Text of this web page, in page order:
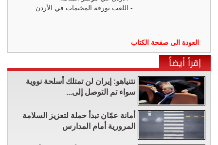
- اللعب بورقة المخيمات في الأردن
العودة الى صفحة الكتاب
إقرأ أيضاً
نتنياهو: إيران لن تمتلك أسلحة نووية
سواء تم التوصل إلى...
أمانة عمّان تبدأ حملة لتعزيز السلامة
المرورية أمام المدارس